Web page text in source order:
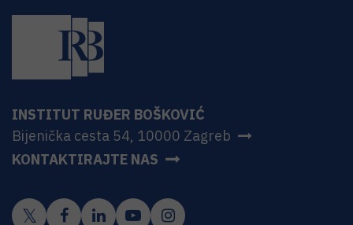
INSTITUT RUĐER BOŠKOVIĆ
Bijenička cesta 54, 10000 Zagreb
KONTAKTIRAJTE NAS